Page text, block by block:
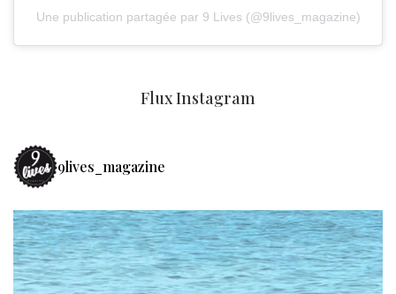
Une publication partagée par 9 Lives (@9lives_magazine)
Flux Instagram
9lives_magazine